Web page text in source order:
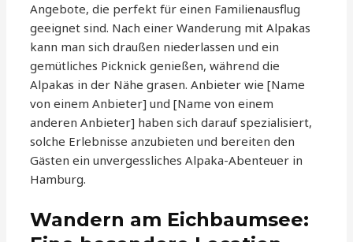
Angebote, die perfekt für einen Familienausflug
geeignet sind. Nach einer Wanderung mit Alpakas
kann man sich draußen niederlassen und ein
gemütliches Picknick genießen, während die
Alpakas in der Nähe grasen. Anbieter wie [Name
von einem Anbieter] und [Name von einem
anderen Anbieter] haben sich darauf spezialisiert,
solche Erlebnisse anzubieten und bereiten den
Gästen ein unvergessliches Alpaka-Abenteuer in
Hamburg.
Wandern am Eichbaumsee: